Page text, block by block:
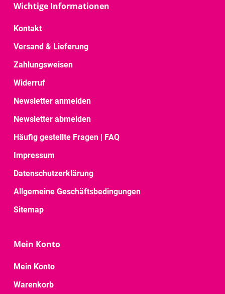
Wichtige Informationen
Kontakt
Versand & Lieferung
Zahlungsweisen
Widerruf
Newsletter anmelden
Newsletter abmelden
Häufig gestellte Fragen | FAQ
Impressum
Datenschutzerklärung
Allgemeine Geschäftsbedingungen
Sitemap
Mein Konto
Mein Konto
Warenkorb